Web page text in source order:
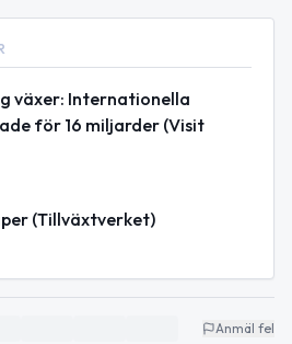
växer: Internationella
för 16 miljarder (Visit
(Tillväxtverket)
Anmäl fel